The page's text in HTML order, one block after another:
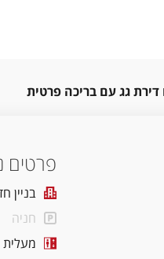
גג עם בריכה פרטית
פרטים
בניין
חניה
מעלית